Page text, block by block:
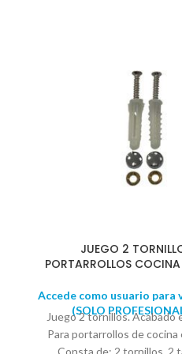
JUEGO 2
PORTARROLLOS
Accede como usuario para
(SOLO
Juego 2 tornillos. Acabado
Para portarrollos de cocina
Consta de: 2 tornillos, 2